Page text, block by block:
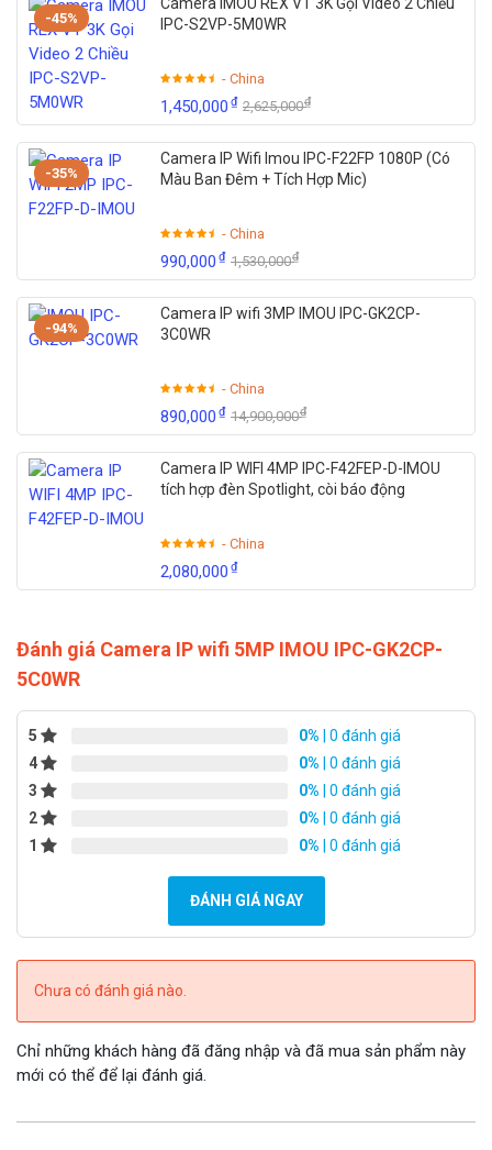
-45%
IPC-S2VP-5M0WR
- China
1,450,000₫ 2,625,000₫
-35%
Camera IP Wifi Imou IPC-F22FP 1080P (Có
Màu Ban Đêm + Tích Hợp Mic)
- China
990,000₫ 1,530,000₫
-94%
Camera IP wifi 3MP IMOU IPC-GK2CP-
3C0WR
- China
890,000₫ 14,900,000₫
Camera IP WIFI 4MP IPC-F42FEP-D-IMOU
tích hợp đèn Spotlight, còi báo động
- China
2,080,000₫
Đánh giá Camera IP wifi 5MP IMOU IPC-GK2CP-
5C0WR
5 0% | 0 đánh giá
4
0% | 0 đánh giá
3
0% | 0 đánh giá
2
0% | 0 đánh giá
1
0% | 0 đánh giá
ĐÁNH GIÁ NGAY
Chưa có đánh giá nào.
Chỉ những khách hàng đã đăng nhập và đã mua sản phẩm này
mới có thể để lại đánh giá.